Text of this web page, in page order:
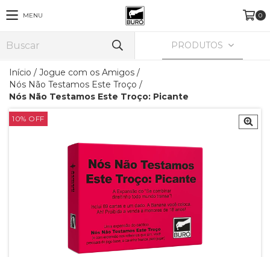
MENU 0
PRODUTOS
Início / Jogue com os Amigos /
Nós Não Testamos Este Troço /
Nós Não Testamos Este Troço: Picante
10% OFF